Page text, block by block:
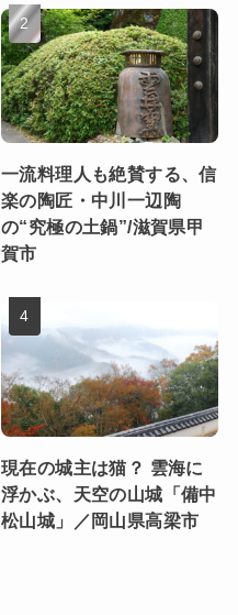
一流料理人も絶賛する、信
楽の陶匠・中川一辺陶
の“究極の土鍋”/滋賀県甲
賀市
現在の城主は猫？ 雲海に
浮かぶ、天空の山城「備中
松山城」／岡山県高梁市